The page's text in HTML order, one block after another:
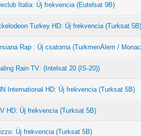
Italia: Új frekvencia (Eutelsat 9B)
Turkey HD: Új frekvencia (Turksat 5B)
Rap : Új csatorna (TurkmenÄlem /
Rain TV: (Intelsat 20 (IS-20))
International HD: Új frekvencia (Turksat 5B)
HD: Új frekvencia (Turksat 5B)
Új frekvencia (Turksat 5B)